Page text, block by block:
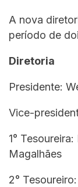
A nova
período de
Diretoria
Presidente:
Vice-
1°
Magalhães
2°